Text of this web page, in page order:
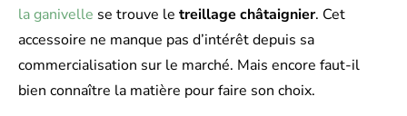
la ganivelle se trouve le treillage châtaignier. Cet
accessoire ne manque pas d’intérêt depuis sa
commercialisation sur le marché. Mais encore faut-il
bien connaître la matière pour faire son choix.